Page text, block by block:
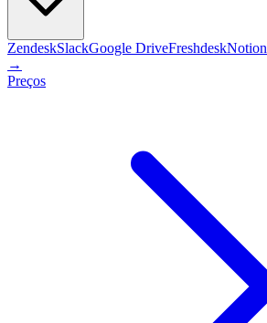
ZendeskSlackGoogle DriveFreshdeskNotion
→
Preços